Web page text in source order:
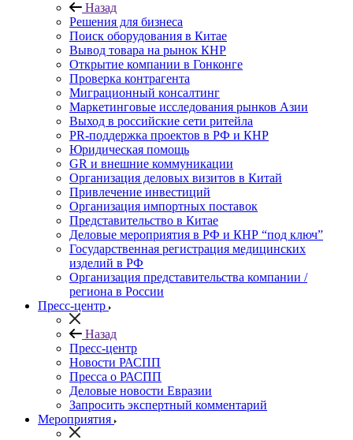
Назад
Решения для бизнеса
Поиск оборудования в Китае
Вывод товара на рынок КНР
Открытие компании в Гонконге
Проверка контрагента
Миграционный консалтинг
Маркетинговые исследования рынков Азии
Выход в российские сети ритейла
PR-поддержка проектов в РФ и КНР
Юридическая помощь
GR и внешние коммуникации
Организация деловых визитов в Китай
Привлечение инвестиций
Организация импортных поставок
Представительство в Китае
Деловые мероприятия в РФ и КНР “под ключ”
Государственная регистрация медицинских
изделий в РФ
Организация представительства компании /
региона в России
Пресс-центр
Назад
Пресс-центр
Новости РАСПП
Пресса о РАСПП
Деловые новости Евразии
Запросить экспертный комментарий
Мероприятия